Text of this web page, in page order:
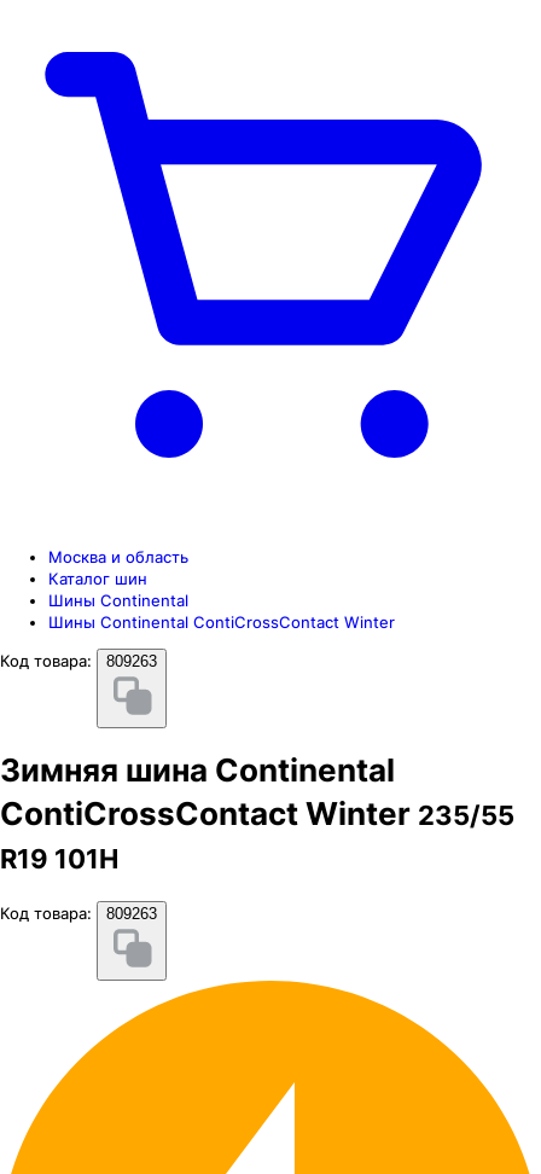
Москва и область
Каталог шин
Шины Continental
Шины Continental ContiCrossContact Winter
Код товара:
809263
Зимняя шина Continental
ContiCrossContact Winter 235/55
R19 101H
Код товара: 809263